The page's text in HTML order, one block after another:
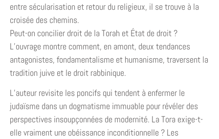
entre sécularisation et retour du religieux, il se trouve à la
croisée des chemins.
Peut-on concilier droit de la Torah et État de droit ?
L’ouvrage montre comment, en amont, deux tendances
antagonistes, fondamentalisme et humanisme, traversent la
tradition juive et le droit rabbinique.
L’auteur revisite les poncifs qui tendent à enfermer le
judaïsme dans un dogmatisme immuable pour révéler des
perspectives insoupçonnées de modernité. La Tora exige-t-
elle vraiment une obéissance inconditionnelle ? Les